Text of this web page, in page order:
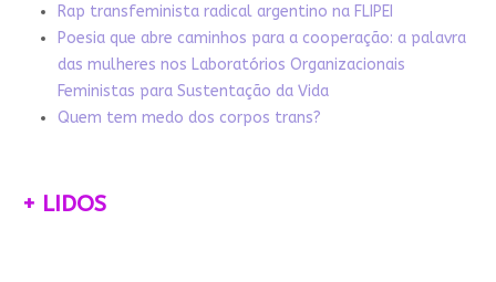
Rap transfeminista radical argentino na FLIPEI
Poesia que abre caminhos para a cooperação: a palavra
das mulheres nos Laboratórios Organizacionais
Feministas para Sustentação da Vida
Quem tem medo dos corpos trans?
+ LIDOS